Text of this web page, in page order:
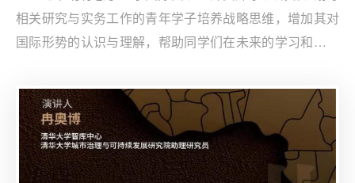
相关研究与实务工作的青年学子培养战略思维，增加其对
国际形势的认识与理解，帮助同学们在未来的学习和工作
（CISS）联合清华大学学生全球胜任力发展指导中心于
2022年首次开设“国际形势讲习营”课程，受到同学们的热
烈反响。为继续推进青年学子的战略思维培养工作，双中
心将于2025年5月25日举办“第五届国际形势讲习营”